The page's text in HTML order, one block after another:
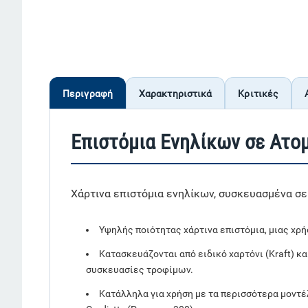
Περιγραφή Χαρακτηριστικά Κριτικές
Επιστόμια Ενηλίκων σε
Χάρτινα επιστόμια ενηλίκων, συσκευασμένα
Υψηλής ποιότητας χάρτινα επιστόμια, μιας
Κατασκευάζονται από ειδικό χαρτόνι (Kraft)
συσκευασίες τροφίμων.
Κατάλληλα για χρήση με τα περισσότερα